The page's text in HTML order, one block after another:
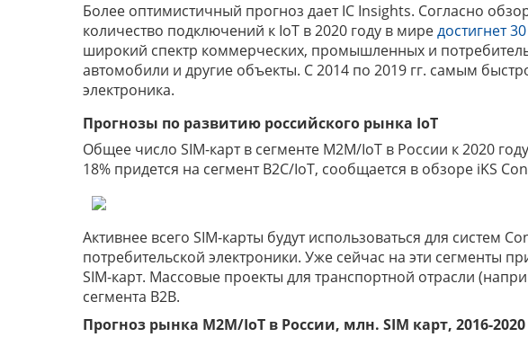
Более оптимистичный прогноз дает IC Insights. Согласно
количество подключений к IoT в 2020 году в миредостигнет
широкий спектр коммерческих, промышленных и
автомобили и другие объекты. С 2014 по 2019 гг. самым
электроника.
Прогнозы по развитию российского рынка IoT
Общее число SIM-карт в сегменте M2M/IoT в России к 2020 году
18% придется на сегмент B2C/IoT, сообщается в обзоре iKS
Активнее всего SIM-карты будут использоваться для систем
потребительской электроники. Уже сейчас на эти сегменты
SIM-карт. Массовые проекты для транспортной отрасли
сегмента B2B.
Прогноз рынка M2M/IoT в России, млн. SIM карт, 2016-2020